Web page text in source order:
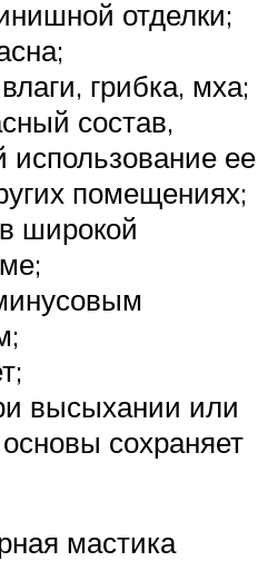
отделки;
грибка, мха;
состав,
ее
помещениях;
широкой
высыхании или
сохраняет
мастика